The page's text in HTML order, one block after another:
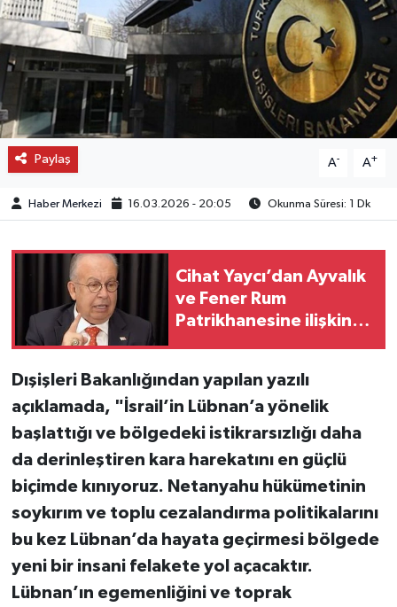
Paylaş A- A+
Haber Merkezi 16.03.2026 - 20:05 Okunma Süresi: 1 Dk
Cihat Yaycı’dan Ayvalık
ve Fener Rum
Patrikhanesine ilişkin
Dışişleri Bakanlığından yapılan yazılı
açıklamada, "İsrail’in Lübnan’a yönelik
başlattığı ve bölgedeki istikrarsızlığı daha
da derinleştiren kara harekatını en güçlü
biçimde kınıyoruz. Netanyahu hükümetinin
soykırım ve toplu cezalandırma politikalarını
bu kez Lübnan’da hayata geçirmesi bölgede
yeni bir insani felakete yol açacaktır.
Lübnan’ın egemenliğini ve toprak
SON DAKİKA
SPOR
FİNANS